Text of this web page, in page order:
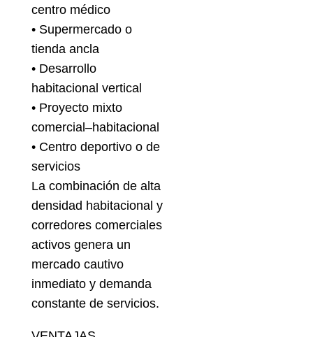
centro médico
• Supermercado o
tienda ancla
• Desarrollo
habitacional vertical
• Proyecto mixto
comercial–habitacional
• Centro deportivo o de
servicios
La combinación de alta
densidad habitacional y
corredores comerciales
activos genera un
mercado cautivo
inmediato y demanda
constante de servicios.